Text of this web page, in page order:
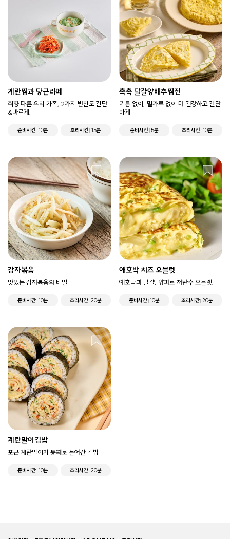
계란찜과 당근라페
취향 다른 우리 가족, 2가지 반찬도 간단
&빠르게!
준비시간 10분 조리시간 15분
촉촉 달걀양배추찜전
기름 없이, 밀가루 없이 더 건강하고 간단
하게
준비시간 5분 조리시간 10분
감자볶음
맛있는 감자볶음의 비밀
준비시간 10분 조리시간 20분
애호박 치즈 오믈렛
애호박과 달걀, 양파로 저탄수 오믈렛!
준비시간 10분 조리시간 20분
계란말이김밥
포근 계란말이가 통째로 들어간 김밥
준비시간 10분 조리시간 20분